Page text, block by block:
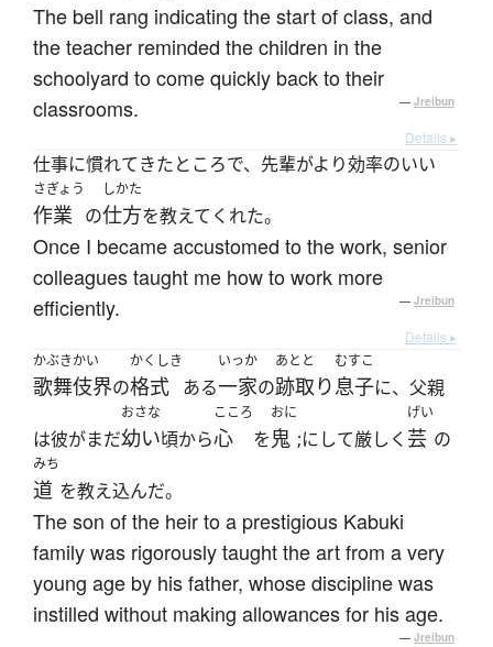
The bell rang indicating the start of class, and
the teacher reminded the children in the
schoolyard to come quickly back to their
classrooms.
— Jreibun
Details ▸
仕事に慣れてきたところで、先輩がより効率のいい
さぎょう
作業 の
しかた
仕方を教えてくれた。
Once I became accustomed to the work, senior
colleagues taught me how to work more
efficiently.
— Jreibun
Details ▸
かぶきかい
歌舞伎界の
かくしき
格式 ある
いっか
一家の
あとと
跡取り
むすこ
息子に、父親
は彼がまだ
おさな
幼い頃から
こころ
心 を
おに
鬼 ;にして厳しく
げい
芸 の
みち
道 を教え込んだ。
The son of the heir to a prestigious Kabuki
family was rigorously taught the art from a very
young age by his father, whose discipline was
instilled without making allowances for his age.
— Jreibun